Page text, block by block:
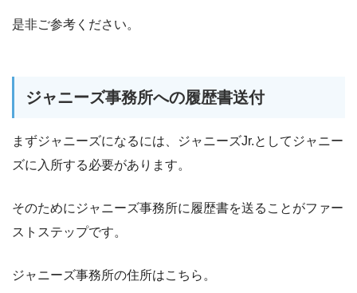
是非ご参考ください。
ジャニーズ事務所への履歴書送付
まずジャニーズになるには、ジャニーズJr.としてジャニー
ズに入所する必要があります。
そのためにジャニーズ事務所に履歴書を送ることがファー
ストステップです。
ジャニーズ事務所の住所はこちら。